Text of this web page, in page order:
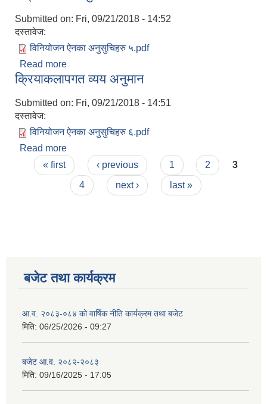
Submitted on: Fri, 09/21/2018 - 14:52
दस्तावेज:
विनियोजन ऐनका अनुसुचिहरु ५.pdf
Read more
क्रियाकलापगत व्यय अनुमान
Submitted on: Fri, 09/21/2018 - 14:51
दस्तावेज:
विनियोजन ऐनका अनुसुचिहरु ६.pdf
Read more
Pages
« first ‹ previous 1 2
3
4
next › last »
बजेट तथा कार्यक्रम
आ.व. २०८३-०८४ को वार्षिक नीति कार्यक्रम तथा बजेट
मिति: 06/25/2026 - 09:27
बजेट आ.व. २०८२-२०८३
मिति: 09/16/2025 - 17:05